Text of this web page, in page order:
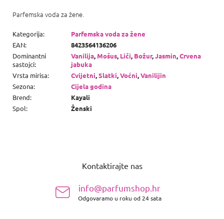
Parfemska voda za žene.
Kategorija:
Parfemska voda za žene
EAN:
8423564136206
Dominantni
sastojci:
Vanilija,Mošus, Liči, Božur,Jasmin,Crvena
jabuka
Vrsta mirisa: Cvijetni,Slatki,Voćni,Vanilijin
Sezona:
Cijela godina
Brend:
Kayali
Spol: Ženski
Kontaktirajte nas
info@parfumshop.hr
Odgovaramo u roku od 24 sata